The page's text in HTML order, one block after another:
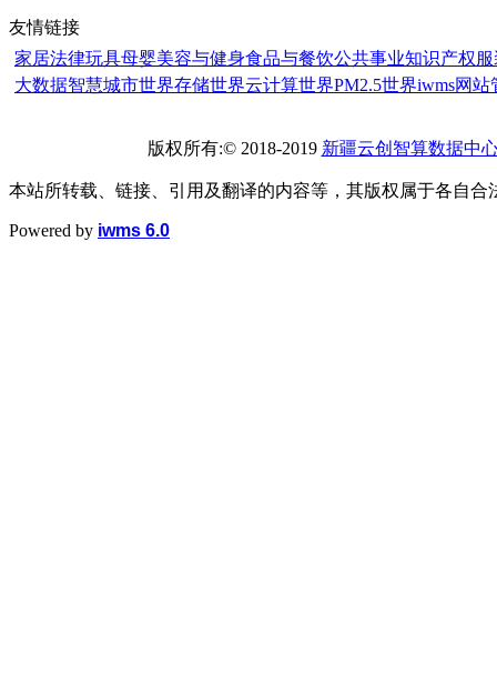
友情链接
家居法律玩具母婴美容与健身食品与餐饮公共事业知识产权
大数据智慧城市世界存储世界云计算世界PM2.5世界iwms网站
版权所有:© 2018-2019 新疆云创智算数据中
本站所转载、链接、引用及翻译的内容等，其版权属于各自合
Powered by iwms 6.0